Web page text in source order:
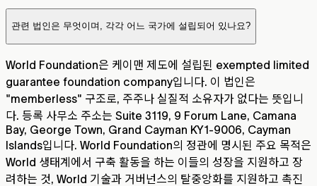
관련 법인은 무엇이며, 각각 어느 국가에 설립되어 있나요?
World Foundation은 케이맨 제도에 설립된 exempted limited
guarantee foundation company입니다. 이 법인은
"memberless" 구조로, 주주나 실질적 소유자가 없다는 뜻입니
다. 등록 사무소 주소는 Suite 3119, 9 Forum Lane, Camana
Bay, George Town, Grand Cayman KY1-9006, Cayman
Islands입니다. World Foundation의 정관에 명시된 주요 목적은
World 생태계에서 구축 활동을 하는 이들의 성장을 지원하고 장
려하는 것, World 기술과 거버넌스의 탈중앙화를 지원하고 촉진